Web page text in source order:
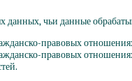
чьи данные
правовых
правовых